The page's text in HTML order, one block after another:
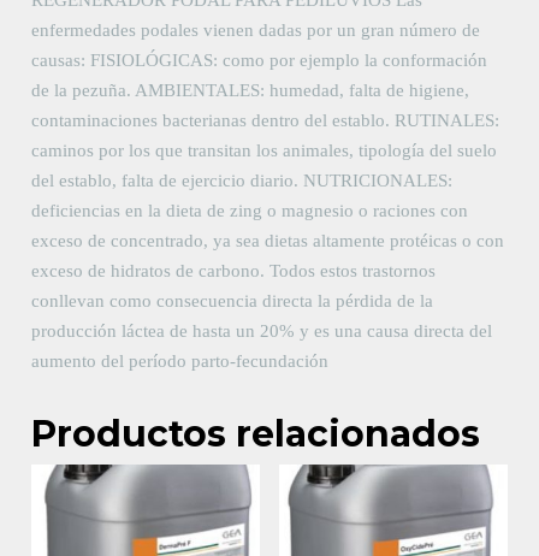
enfermedades podales vienen dadas por un gran número de
causas: FISIOLÓGICAS: como por ejemplo la conformación
de la pezuña. AMBIENTALES: humedad, falta de higiene,
contaminaciones bacterianas dentro del establo. RUTINALES:
caminos por los que transitan los animales, tipología del suelo
del establo, falta de ejercicio diario. NUTRICIONALES:
deficiencias en la dieta de zing o magnesio o raciones con
exceso de concentrado, ya sea dietas altamente protéicas o con
exceso de hidratos de carbono. Todos estos trastornos
conllevan como consecuencia directa la pérdida de la
producción láctea de hasta un 20% y es una causa directa del
aumento del período parto-fecundación
Productos relacionados